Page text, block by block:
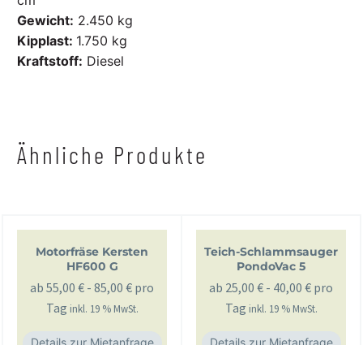
Gewicht: 2.450 kg
Kipplast: 1.750 kg
Kraftstoff: Diesel
Ähnliche Produkte
Motorfräse Kersten
HF600 G
ab 55,00 € - 85,00 € pro
Tag inkl. 19 % MwSt.
Teich-Schlammsauger
PondoVac 5
ab 25,00 € - 40,00 € pro
Tag inkl. 19 % MwSt.